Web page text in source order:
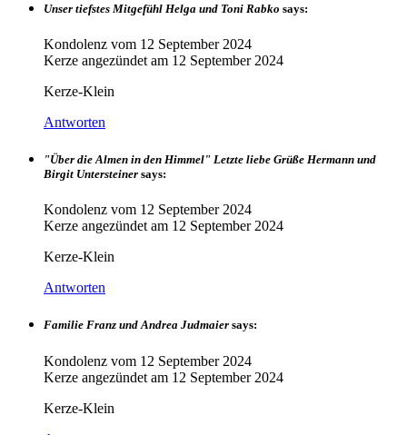
Unser tiefstes Mitgefühl Helga und Toni Rabko says:
Kondolenz vom 12 September 2024
Kerze angezündet am 12 September 2024
Kerze-Klein
Antworten
"Über die Almen in den Himmel" Letzte liebe Grüße Hermann und
Birgit Untersteiner says:
Kondolenz vom 12 September 2024
Kerze angezündet am 12 September 2024
Kerze-Klein
Antworten
Familie Franz und Andrea Judmaier says:
Kondolenz vom 12 September 2024
Kerze angezündet am 12 September 2024
Kerze-Klein